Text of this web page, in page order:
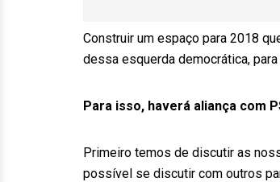
Construir um espaço para 2018
dessa esquerda democrática,
Para isso, haverá aliança com
Primeiro temos de discutir as
possível se discutir com outros